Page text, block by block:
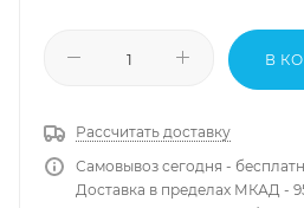
В
Рассчитать доставку
Самовывоз сегодня -
Доставка в пределах МКАД -